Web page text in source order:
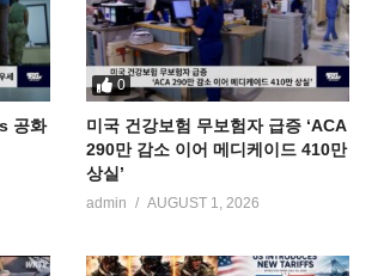
공화
0
미국 건강보험 무보험자 급증 ‘ACA
290만 감소 이어 메디케이드 410만
상실’
admin AUGUST 1, 2026